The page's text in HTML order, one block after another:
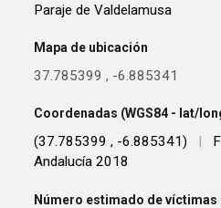
Paraje de Valdelamusa
Mapa de ubicación
37.785399 , -6.885341
Coordenadas (WGS84 - lat/
(37.785399 , -6.885341)
Andalucía 2018
Número estimado de víctimas